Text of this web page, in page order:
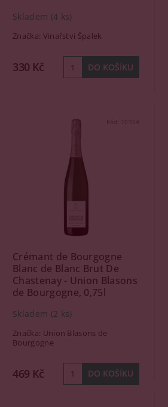
Skladem (4 ks)
Značka: Vinařství Špalek
330 Kč
Kód: 10954
Crémant de Bourgogne
Blanc de Blanc Brut De
Chastenay - Union Blasons
de Bourgogne, 0,75l
Skladem (2 ks)
Značka: Union Blasons de
Bourgogne
469 Kč